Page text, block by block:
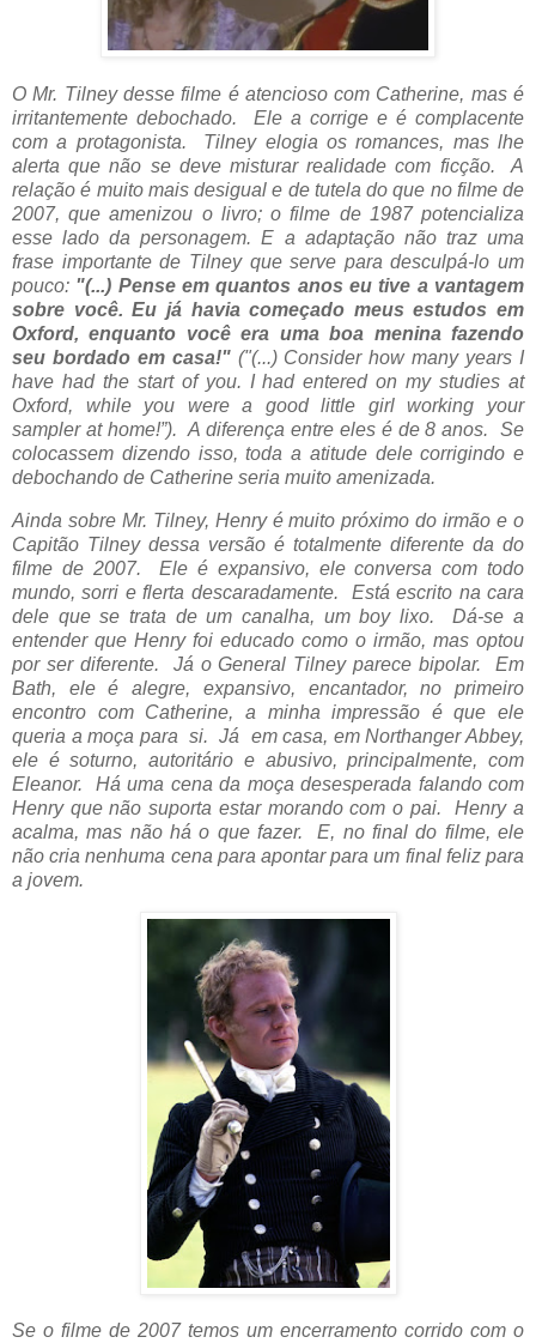
O Mr. Tilney desse filme é atencioso com Catherine, mas é
irritantemente debochado. Ele a corrige e é complacente
com a protagonista. Tilney elogia os romances, mas lhe
alerta que não se deve misturar realidade com ficção. A
relação é muito mais desigual e de tutela do que no filme de
2007, que amenizou o livro; o filme de 1987 potencializa
esse lado da personagem. E a adaptação não traz uma
frase importante de Tilney que serve para desculpá-lo um
pouco: "(...) Pense em quantos anos eu tive a vantagem
sobre você. Eu já havia começado meus estudos em
Oxford, enquanto você era uma boa menina fazendo
seu bordado em casa!"("(...) Consider how many years I
have had the start of you. I had entered on my studies at
Oxford, while you were a good little girl working your
sampler at home!”). A diferença entre eles é de 8 anos. Se
colocassem dizendo isso, toda a atitude dele corrigindo e
debochando de Catherine seria muito amenizada.
Ainda sobre Mr. Tilney, Henry é muito próximo do irmão e o
Capitão Tilney dessa versão é totalmente diferente da do
filme de 2007. Ele é expansivo, ele conversa com todo
mundo, sorri e flerta descaradamente. Está escrito na cara
dele que se trata de um canalha, um boy lixo. Dá-se a
entender que Henry foi educado como o irmão, mas optou
por ser diferente. Já o General Tilney parece bipolar. Em
Bath, ele é alegre, expansivo, encantador, no primeiro
encontro com Catherine, a minha impressão é que ele
queria a moça para si. Já em casa, em Northanger Abbey,
ele é soturno, autoritário e abusivo, principalmente, com
Eleanor. Há uma cena da moça desesperada falando com
Henry que não suporta estar morando com o pai. Henry a
acalma, mas não há o que fazer. E, no final do filme, ele
não cria nenhuma cena para apontar para um final feliz para
a jovem.
Se o filme de 2007 temos um encerramento corrido com o